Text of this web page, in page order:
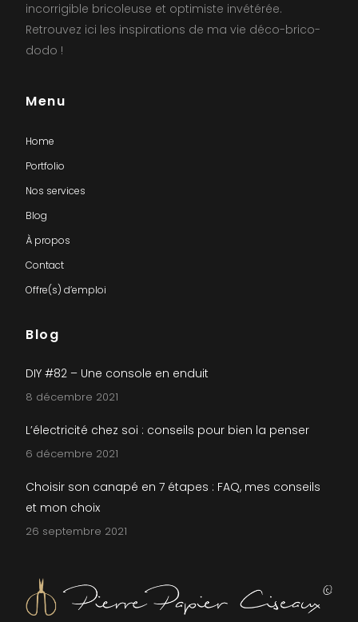
incorrigible bricoleuse et optimiste invétérée.
Retrouvez ici les inspirations de ma vie déco-brico-
dodo !
Menu
Home
Portfolio
Nos services
Blog
À propos
Contact
Offre(s) d’emploi
Blog
DIY #82 – Une console en enduit
8 décembre 2021
L’électricité chez soi : conseils pour bien la penser
6 décembre 2021
Choisir son canapé en 7 étapes : FAQ, mes conseils
et mon choix
26 septembre 2021